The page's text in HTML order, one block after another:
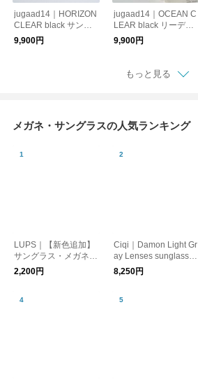
jugaad14｜HORIZON
CLEAR black サング
ラス 日本製 鯖江 かけ
心地 ストレスフリー
9,900円
jugaad14｜OCEAN C
LEAR black リーディ
ンググラス 日本製 鯖
江 かけ心地 ストレ
ズ 紫外線カット 老眼
鏡 母の日 ギフト
9,900円
もっと見る
メガネ・サングラスの人気ランキング
LUPS｜【新色追加】
サングラス・メガネケ
ース【夏小物】 トラ
ベルグッズ
2,200円
Ciqi｜Damon Light Gr
ay Lenses sunglasses
サングラス デイモン
8,250円